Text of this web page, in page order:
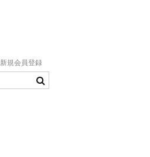
新規会員登録